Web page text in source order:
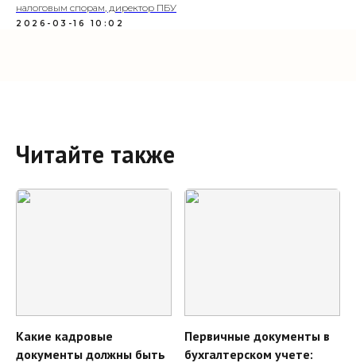
налоговым спорам, директор ПБУ
2026-03-16 10:02
Читайте также
Какие кадровые
документы должны быть
Первичные документы в
бухгалтерском учете: